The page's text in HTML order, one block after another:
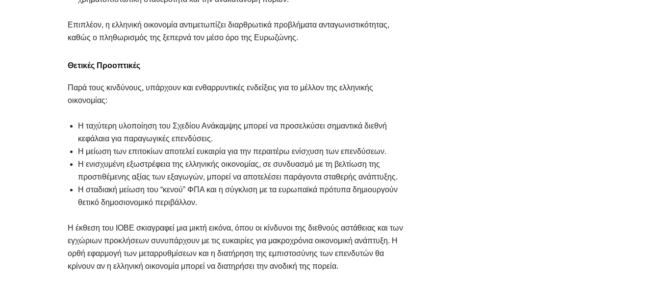
Επιπλέον, η ελληνική οικονομία αντιμετωπίζει διαρθρωτικά προβλήματα ανταγωνιστικότητας,
καθώς ο πληθωρισμός της ξεπερνά τον μέσο όρο της Ευρωζώνης.
Θετικές Προοπτικές
Παρά τους κινδύνους, υπάρχουν και ενθαρρυντικές ενδείξεις για το μέλλον της ελληνικής
οικονομίας:
Η ταχύτερη υλοποίηση του Σχεδίου Ανάκαμψης μπορεί να προσελκύσει σημαντικά διεθνή
κεφάλαια για παραγωγικές επενδύσεις.
Η μείωση των επιτοκίων αποτελεί ευκαιρία για την περαιτέρω ενίσχυση των επενδύσεων.
Η ενισχυμένη εξωστρέφεια της ελληνικής οικονομίας, σε συνδυασμό με τη βελτίωση της
προστιθέμενης αξίας των εξαγωγών, μπορεί να αποτελέσει παράγοντα σταθερής ανάπτυξης.
Η σταδιακή μείωση του “κενού” ΦΠΑ και η σύγκλιση με τα ευρωπαϊκά πρότυπα δημιουργούν
θετικό δημοσιονομικό περιβάλλον.
Η έκθεση του ΙΟΒΕ σκιαγραφεί μια μικτή εικόνα, όπου οι κίνδυνοι της διεθνούς αστάθειας και των
εγχώριων προκλήσεων συνυπάρχουν με τις ευκαιρίες για μακροχρόνια οικονομική ανάπτυξη. Η
ορθή εφαρμογή των μεταρρυθμίσεων και η διατήρηση της εμπιστοσύνης των επενδυτών θα
κρίνουν αν η ελληνική οικονομία μπορεί να διατηρήσει την ανοδική της πορεία.